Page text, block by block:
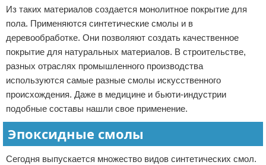
Из таких материалов создается монолитное покрытие для
пола. Применяются синтетические смолы и в
деревообработке. Они позволяют создать качественное
покрытие для натуральных материалов. В строительстве,
разных отраслях промышленного производства
используются самые разные смолы искусственного
происхождения. Даже в медицине и бьюти-индустрии
подобные составы нашли свое применение.
Эпоксидные смолы
Сегодня выпускается множество видов синтетических смол.